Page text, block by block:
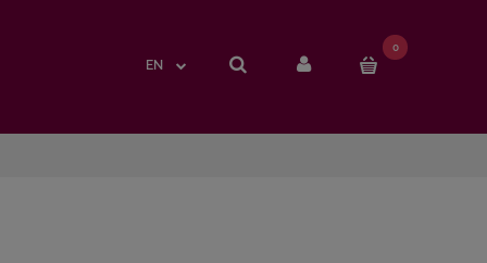
EN
0
EN
0